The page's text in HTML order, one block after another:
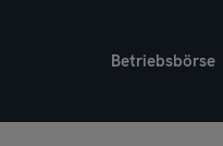
Betriebsbörse